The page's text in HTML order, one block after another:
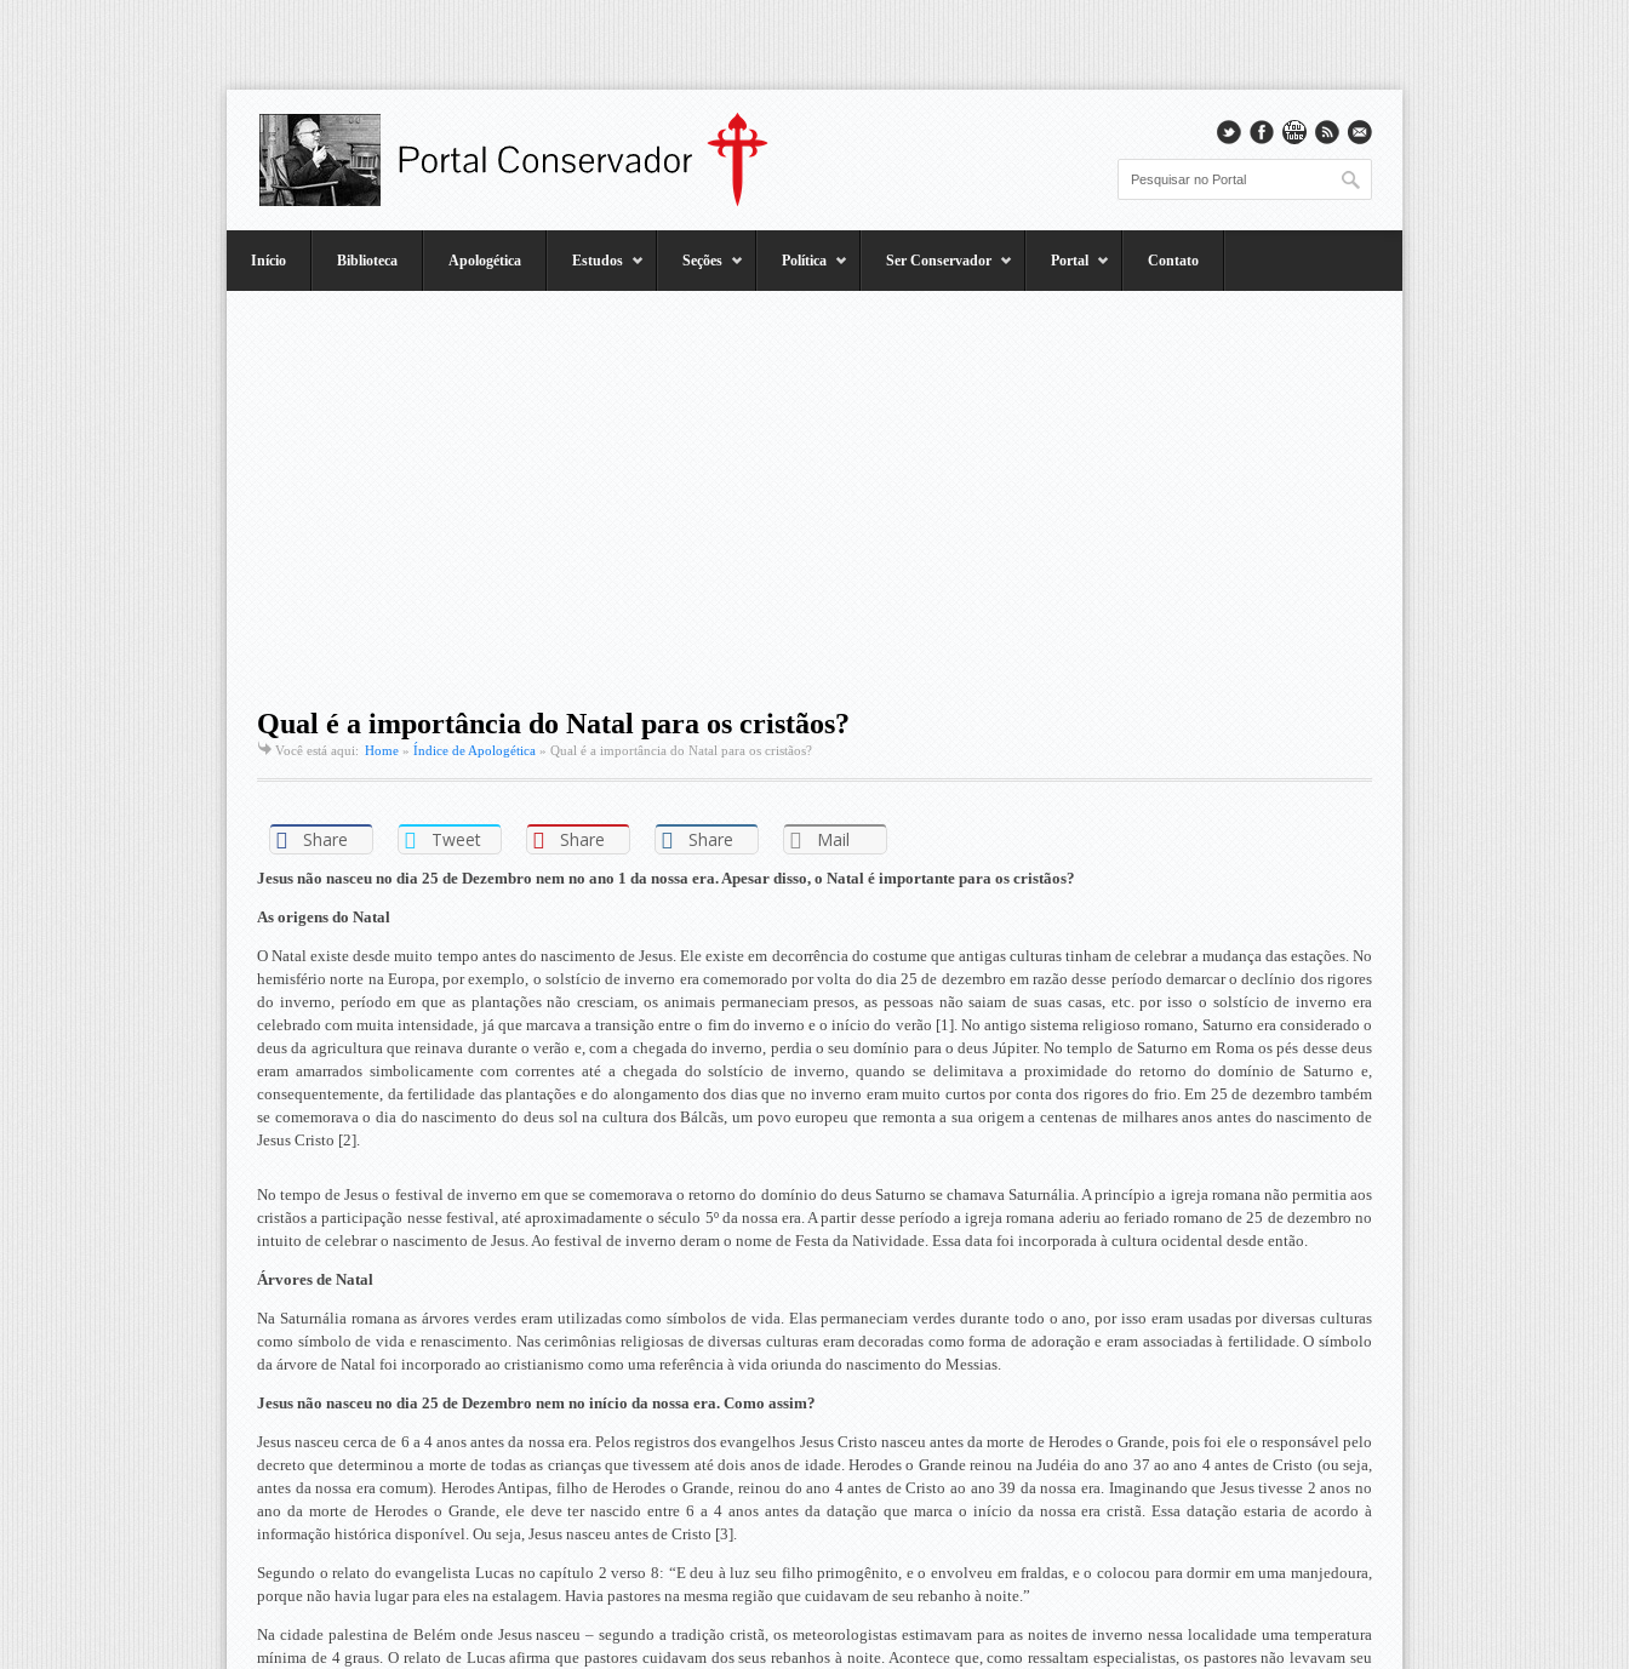
Início Biblioteca Apologética Estudos Seções Política Ser Conservador Portal Contato
Qual é a importância do Natal para os cristãos?
Você está aqui: Home » Índice de Apologética » Qual é a importância do Natal para os cristãos?
Share Tweet Share Share Mail
Jesus não nasceu no dia 25 de Dezembro nem no ano 1 da nossa era. Apesar disso, o Natal é importante para os cristãos?
As origens do Natal
O Natal existe desde muito tempo antes do nascimento de Jesus. Ele existe em decorrência do costume que antigas culturas tinham de celebrar a mudança das estações. No
hemisfério norte na Europa, por exemplo, o solstício de inverno era comemorado por volta do dia 25 de dezembro em razão desse período demarcar o declínio dos rigores
do inverno, período em que as plantações não cresciam, os animais permaneciam presos, as pessoas não saiam de suas casas, etc. por isso o solstício de inverno era
celebrado com muita intensidade, já que marcava a transição entre o fim do inverno e o início do verão [1]. No antigo sistema religioso romano, Saturno era considerado o
deus da agricultura que reinava durante o verão e, com a chegada do inverno, perdia o seu domínio para o deus Júpiter. No templo de Saturno em Roma os pés desse deus
eram amarrados simbolicamente com correntes até a chegada do solstício de inverno, quando se delimitava a proximidade do retorno do domínio de Saturno e,
consequentemente, da fertilidade das plantações e do alongamento dos dias que no inverno eram muito curtos por conta dos rigores do frio. Em 25 de dezembro também
se comemorava o dia do nascimento do deus sol na cultura dos Bálcãs, um povo europeu que remonta a sua origem a centenas de milhares anos antes do nascimento de
Jesus Cristo [2].
No tempo de Jesus o festival de inverno em que se comemorava o retorno do domínio do deus Saturno se chamava Saturnália. A princípio a igreja romana não permitia aos
cristãos a participação nesse festival, até aproximadamente o século 5º da nossa era. A partir desse período a igreja romana aderiu ao feriado romano de 25 de dezembro no
intuito de celebrar o nascimento de Jesus. Ao festival de inverno deram o nome de Festa da Natividade. Essa data foi incorporada à cultura ocidental desde então.
Árvores de Natal
Na Saturnália romana as árvores verdes eram utilizadas como símbolos de vida. Elas permaneciam verdes durante todo o ano, por isso eram usadas por diversas culturas
como símbolo de vida e renascimento. Nas cerimônias religiosas de diversas culturas eram decoradas como forma de adoração e eram associadas à fertilidade. O símbolo
da árvore de Natal foi incorporado ao cristianismo como uma referência à vida oriunda do nascimento do Messias.
Jesus não nasceu no dia 25 de Dezembro nem no início da nossa era. Como assim?
Jesus nasceu cerca de 6 a 4 anos antes da nossa era. Pelos registros dos evangelhos Jesus Cristo nasceu antes da morte de Herodes o Grande, pois foi ele o responsável pelo
decreto que determinou a morte de todas as crianças que tivessem até dois anos de idade. Herodes o Grande reinou na Judéia do ano 37 ao ano 4 antes de Cristo (ou seja,
antes da nossa era comum). Herodes Antipas, filho de Herodes o Grande, reinou do ano 4 antes de Cristo ao ano 39 da nossa era. Imaginando que Jesus tivesse 2 anos no
ano da morte de Herodes o Grande, ele deve ter nascido entre 6 a 4 anos antes da datação que marca o início da nossa era cristã. Essa datação estaria de acordo à
informação histórica disponível. Ou seja, Jesus nasceu antes de Cristo [3].
Segundo o relato do evangelista Lucas no capítulo 2 verso 8: “E deu à luz seu filho primogênito, e o envolveu em fraldas, e o colocou para dormir em uma manjedoura,
porque não havia lugar para eles na estalagem. Havia pastores na mesma região que cuidavam de seu rebanho à noite.”
Na cidade palestina de Belém onde Jesus nasceu – segundo a tradição cristã, os meteorologistas estimavam para as noites de inverno nessa localidade uma temperatura
mínima de 4 graus. O relato de Lucas afirma que pastores cuidavam dos seus rebanhos à noite. Acontece que, como ressaltam especialistas, os pastores não levavam seu